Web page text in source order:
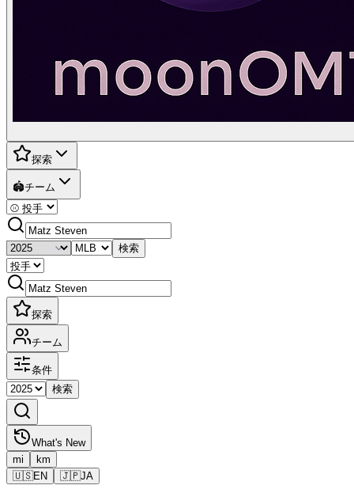
探索
🏟️チーム
検索
探索
チーム
条件
検索
What's New
mi
km
🇺🇸EN 🇯🇵JA